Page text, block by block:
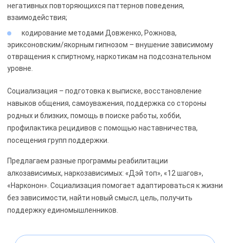
негативных повторяющихся паттернов поведения,
взаимодействия;
кодирование методами Довженко, Рожнова,
эриксоновским/якорным гипнозом – внушение зависимому
отвращения к спиртному, наркотикам на подсознательном
уровне.
Социализация – подготовка к выписке, восстановление
навыков общения, самоуважения, поддержка со стороны
родных и близких, помощь в поиске работы, хобби,
профилактика рецидивов с помощью наставничества,
посещения групп поддержки.
Предлагаем разные программы реабилитации
алкозависимых, наркозависимых: «Дэй топ», «12 шагов»,
«Нарконон». Социализация помогает адаптироваться к жизни
без зависимости, найти новый смысл, цель, получить
поддержку единомышленников.